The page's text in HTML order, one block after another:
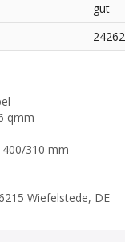
gut
24262
qmm
310 mm
Wiefelstede, DE